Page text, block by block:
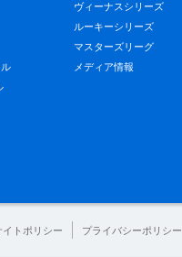
ヴィーナスシリーズ
ルーキーシリーズ
マスターズリーグ
メディア情報
イトポリシー プライバシーポリシー